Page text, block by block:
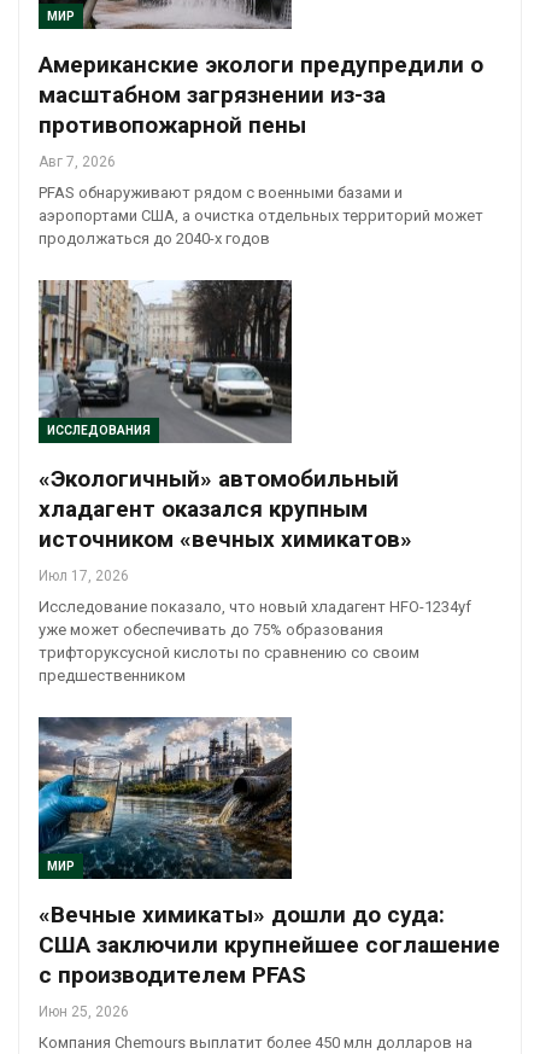
МИР
Американские экологи предупредили о
масштабном загрязнении из-за
противопожарной пены
Авг 7, 2026
PFAS обнаруживают рядом с военными базами и
аэропортами США, а очистка отдельных территорий может
продолжаться до 2040-х годов
ИССЛЕДОВАНИЯ
«Экологичный» автомобильный
хладагент оказался крупным
источником «вечных химикатов»
Июл 17, 2026
Исследование показало, что новый хладагент HFO-1234yf
уже может обеспечивать до 75% образования
трифторуксусной кислоты по сравнению со своим
предшественником
МИР
«Вечные химикаты» дошли до суда:
США заключили крупнейшее соглашение
с производителем PFAS
Июн 25, 2026
Компания Chemours выплатит более 450 млн долларов на